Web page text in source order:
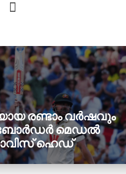
രണ്ടാം വർഷവും
മെഡൽ
ഹെഡ്